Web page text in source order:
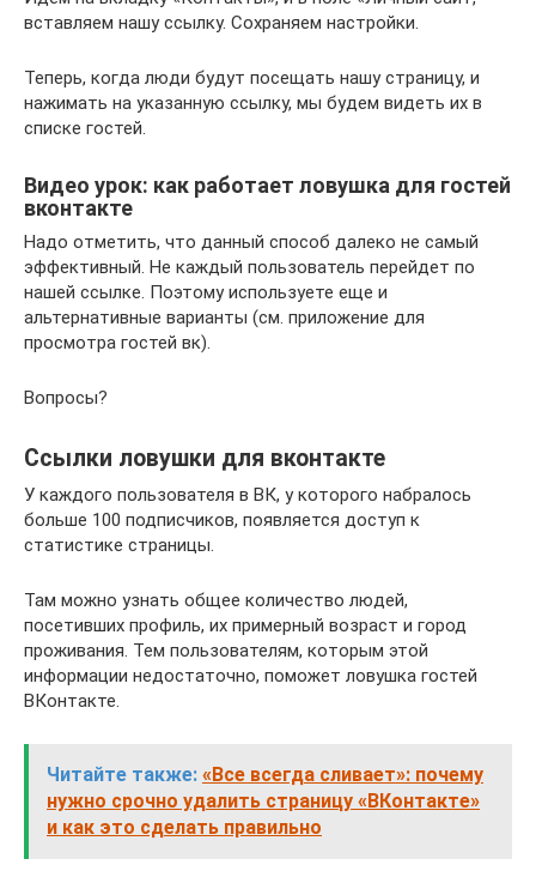
вставляем нашу ссылку. Сохраняем настройки.
Теперь, когда люди будут посещать нашу страницу, и
нажимать на указанную ссылку, мы будем видеть их в
списке гостей.
Видео урок: как работает ловушка для гостей
вконтакте
Надо отметить, что данный способ далеко не самый
эффективный. Не каждый пользователь перейдет по
нашей ссылке. Поэтому используете еще и
альтернативные варианты (см. приложение для
просмотра гостей вк).
Вопросы?
Ссылки ловушки для вконтакте
У каждого пользователя в ВК, у которого набралось
больше 100 подписчиков, появляется доступ к
статистике страницы.
Там можно узнать общее количество людей,
посетивших профиль, их примерный возраст и город
проживания. Тем пользователям, которым этой
информации недостаточно, поможет ловушка гостей
ВКонтакте.
Читайте также: «Все всегда сливает»: почему
нужно срочно удалить страницу «ВКонтакте»
и как это сделать правильно